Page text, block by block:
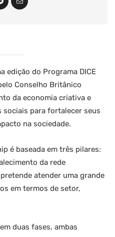
edição do Programa DICE
Conselho Britânico
da economia criativa e
sociais para fortalecer seus
na sociedade.
é baseada em três pilares:
da rede
atender uma grande
em termos de setor,
duas fases, ambas